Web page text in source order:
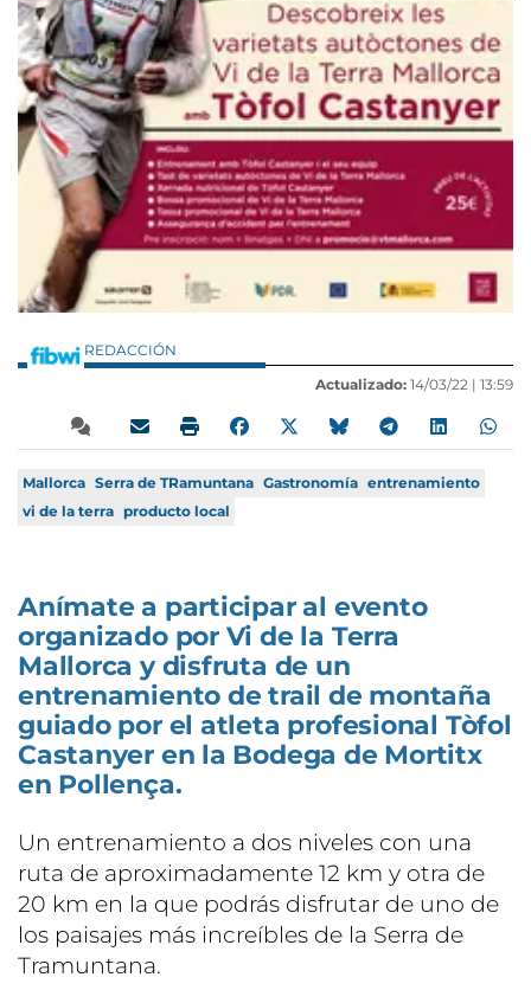
REDACCIÓN
Actualizado: 14/03/22 | 13:59
Mallorca Serra de TRamuntana Gastronomía entrenamiento
vi de la terra producto local
Anímate a participar al evento
organizado por Vi de la Terra
Mallorca y disfruta de un
entrenamiento de trail de montaña
guiado por el atleta profesional Tòfol
Castanyer en la Bodega de Mortitx
en Pollença.
Un entrenamiento a dos niveles con una
ruta de aproximadamente 12 km y otra de
20 km en la que podrás disfrutar de uno de
los paisajes más increíbles de la Serra de
Tramuntana.